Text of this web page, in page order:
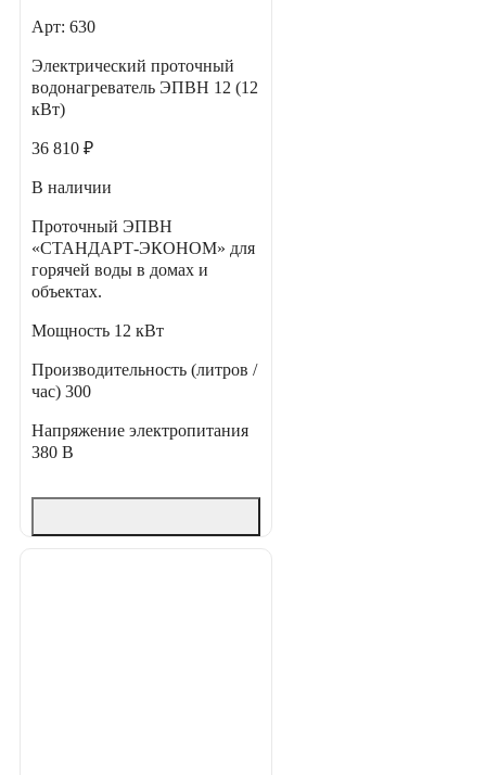
Арт: 630
Электрический проточный
водонагреватель ЭПВН 12 (12
кВт)
36 810 ₽
В наличии
Проточный ЭПВН
«СТАНДАРТ-ЭКОНОМ» для
горячей воды в домах и
объектах.
Мощность 12 кВт
Производительность (литров /
час) 300
Напряжение электропитания
380 В